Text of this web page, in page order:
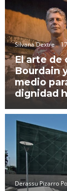
Silvana Dextre
El arte de
Bourdain
medio
dignidad
Derassu Pizarro